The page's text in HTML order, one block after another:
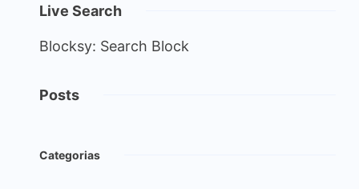
Live Search
Blocksy: Search Block
Posts
Categorias